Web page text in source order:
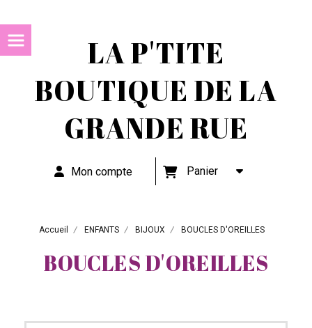
LA P'TITE
BOUTIQUE DE LA
GRANDE RUE
Mon compte Panier
Accueil ENFANTS BIJOUX BOUCLES D'OREILLES
BOUCLES D'OREILLES